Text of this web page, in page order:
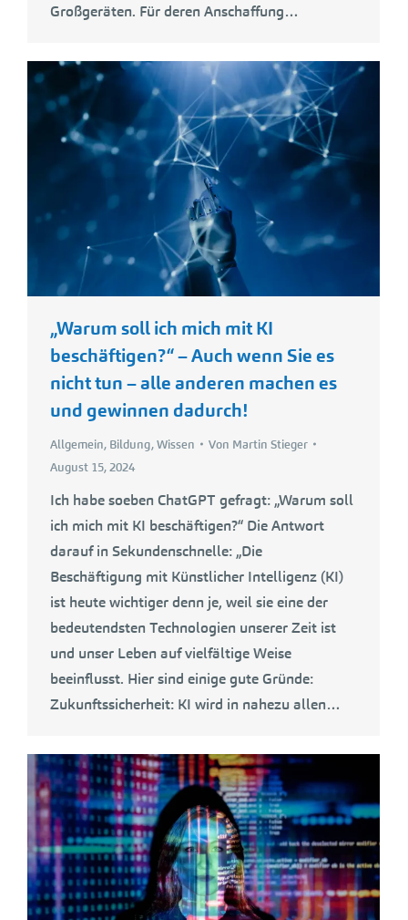
Großgeräten. Für deren Anschaffung…
„Warum soll ich mich mit KI
beschäftigen?“ – Auch wenn Sie es
nicht tun – alle anderen machen es
und gewinnen dadurch!
Allgemein, Bildung,Wissen Von Martin Stieger
August 15, 2024
Ich habe soeben ChatGPT gefragt: „Warum soll
ich mich mit KI beschäftigen?“ Die Antwort
darauf in Sekundenschnelle: „Die
Beschäftigung mit Künstlicher Intelligenz (KI)
ist heute wichtiger denn je, weil sie eine der
bedeutendsten Technologien unserer Zeit ist
und unser Leben auf vielfältige Weise
beeinflusst. Hier sind einige gute Gründe:
Zukunftssicherheit: KI wird in nahezu allen…